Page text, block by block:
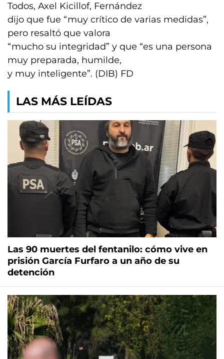
Todos, Axel Kicillof, Fernández
dijo que fue “muy crítico de varias medidas”,
pero resaltó que valora
“mucho su integridad” y que “es una persona
muy preparada, humilde,
y muy inteligente”. (DIB) FD
LAS MÁS LEÍDAS
Las 90 muertes del fentanilo: cómo vive en
prisión García Furfaro a un año de su
detención